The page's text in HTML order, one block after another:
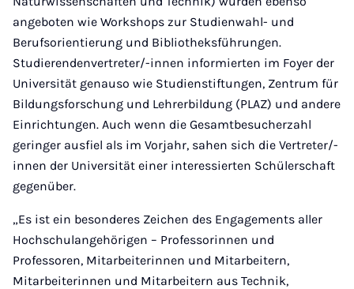
angeboten wie Workshops zur Studienwahl- und
Berufsorientierung und Bibliotheksführungen.
Studierendenvertreter/-innen informierten im Foyer der
Universität genauso wie Studienstiftungen, Zentrum für
Bildungsforschung und Lehrerbildung (PLAZ) und andere
Einrichtungen. Auch wenn die Gesamtbesucherzahl
geringer ausfiel als im Vorjahr, sahen sich die Vertreter/-
innen der Universität einer interessierten Schülerschaft
gegenüber.
„Es ist ein besonderes Zeichen des Engagements aller
Hochschulangehörigen – Professorinnen und
Professoren, Mitarbeiterinnen und Mitarbeitern,
Mitarbeiterinnen und Mitarbeitern aus Technik,